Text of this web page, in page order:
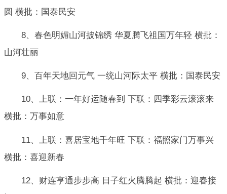
圆 横批：国泰民安
8、春色明媚山河披锦绣 华夏腾飞祖国万年轻 横批：
山河壮丽
9、百年天地回元气 一统山河际太平 横批：国泰民安
10、上联：一年好运随春到 下联：四季彩云滚滚来
横批：万事如意
11、上联：喜居宝地千年旺 下联：福照家门万事兴
横批：喜迎新春
12、财连亨通步步高 日子红火腾腾起 横批：迎春接